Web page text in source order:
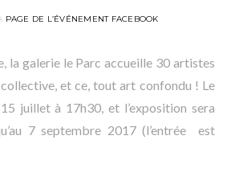
PAGE DE L’ÉVÉNEMENT FACEBOOK
la galerie le Parc accueille 30 artistes
et ce, tout art confondu ! Le
juillet à 17h30, et l’exposition sera
7 septembre 2017 (l’entrée est